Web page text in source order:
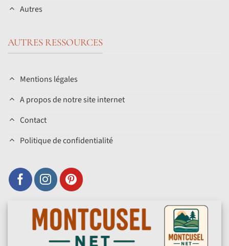
Autres
AUTRES RESSOURCES
Mentions légales
A propos de notre site internet
Contact
Politique de confidentialité